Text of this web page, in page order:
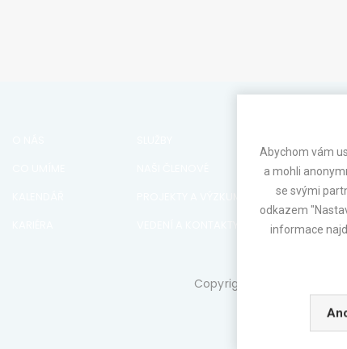
Copyright © www.aero-
Abychom vám
se svými
odkazem
informace